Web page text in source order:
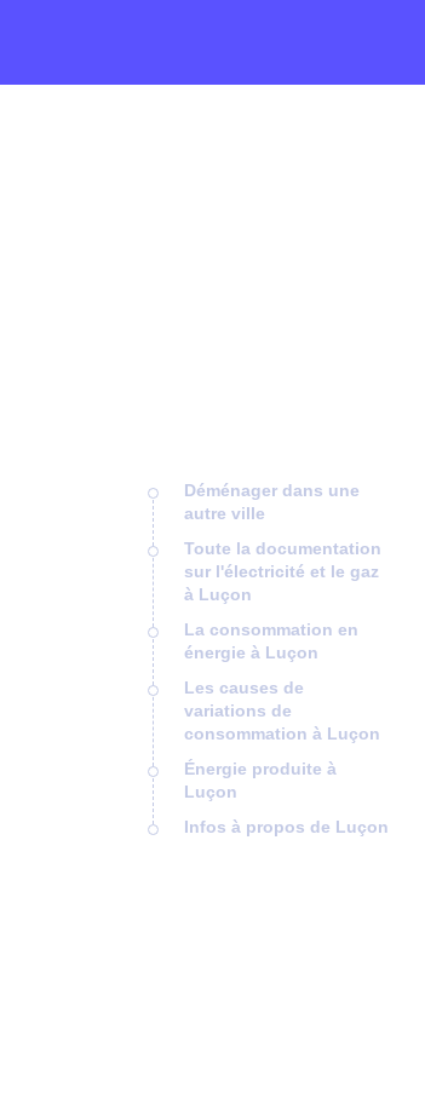
Déménager dans une
autre ville
Toute la documentation
sur l'électricité et le gaz
à Luçon
La consommation en
énergie à Luçon
Les causes de
variations de
consommation à Luçon
Énergie produite à
Luçon
Infos à propos de Luçon